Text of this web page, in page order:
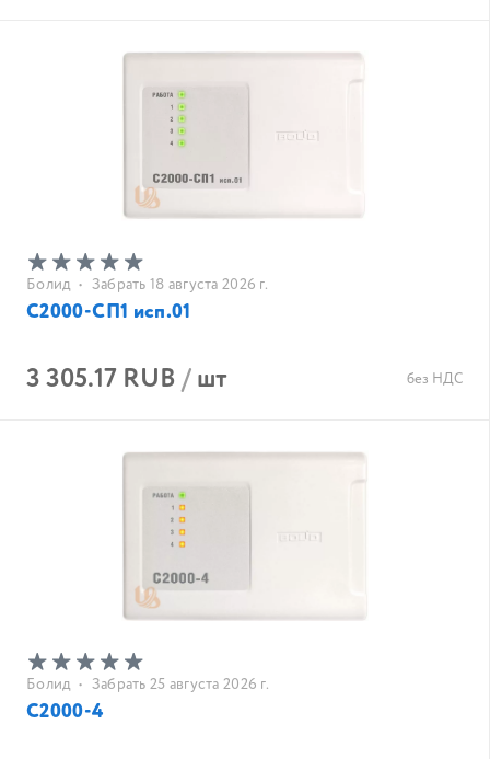
Болид • Забрать 18 августа 2026 г.
С2000-СП1 исп.01
3 305.17 RUB/шт без НДС
Болид • Забрать 25 августа 2026 г.
С2000-4